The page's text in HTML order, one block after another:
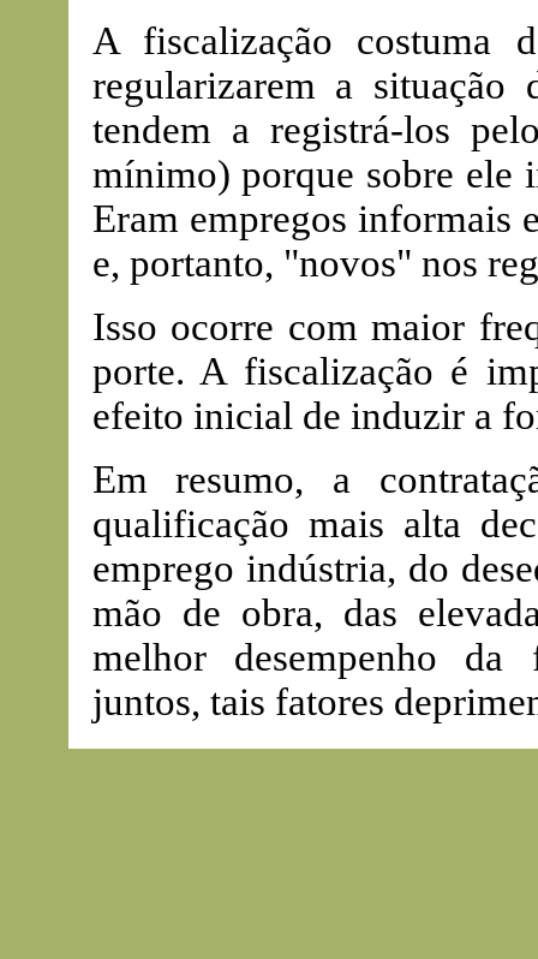
A fiscalização costuma
regularizarem a situação
tendem a registrá-los
mínimo) porque sobre ele
Eram empregos informais
e, portanto, "novos" nos
Isso ocorre com maior
porte. A fiscalização é
efeito inicial de induzir a
Em resumo, a
qualificação mais alta
emprego indústria, do
mão de obra, das
melhor desempenho da
juntos, tais fatores